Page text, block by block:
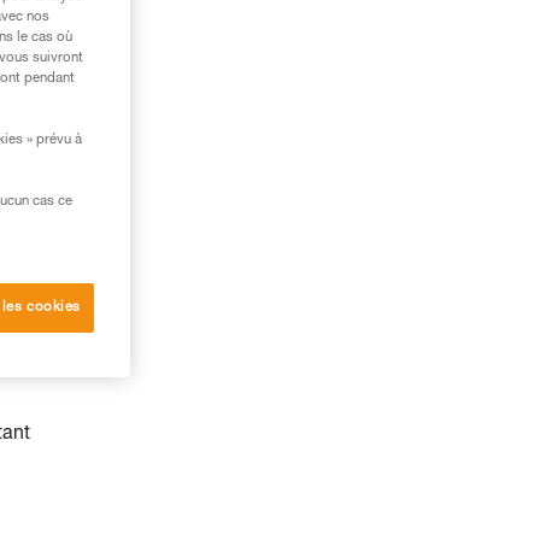
nos
le cas où
suivront
pendant
» prévu à
cas ce
cookies